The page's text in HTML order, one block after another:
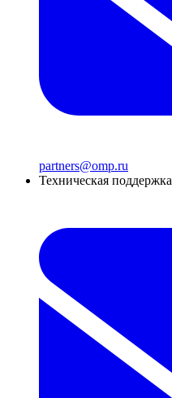
partners@omp.ru
Техническая поддержка